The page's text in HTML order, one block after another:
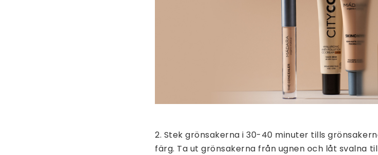
2. Stek grönsakerna i 30-40 minuter tills
färg. Ta ut grönsakerna från ugnen och låt svalna